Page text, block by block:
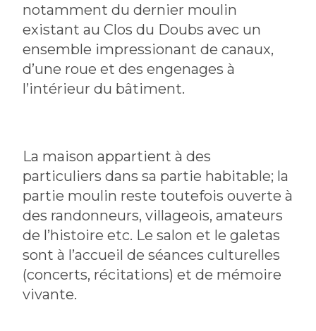
notamment du dernier moulin
existant au Clos du Doubs avec un
ensemble impressionant de canaux,
d’une roue et des engenages à
l’intérieur du bâtiment.
La maison appartient à des
particuliers dans sa partie habitable; la
partie moulin reste toutefois ouverte à
des randonneurs, villageois, amateurs
de l’histoire etc. Le salon et le galetas
sont à l’accueil de séances culturelles
(concerts, récitations) et de mémoire
vivante.